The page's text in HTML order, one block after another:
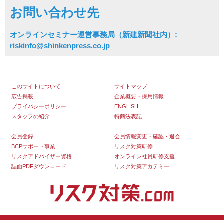
お問い合わせ先
オンラインセミナー運営事務局（新建新聞社内）:
riskinfo@shinkenpress.co.jp
このサイトについて
サイトマップ
広告掲載
企業概要・採用情報
プライバシーポリシー
ENGLISH
スタッフの紹介
特商法表記
会員登録
会員情報変更・確認・退会
BCPサポート事業
リスク対策研修
リスクアドバイザー資格
オンライン社員研修支援
誌面PDFダウンロード
リスク対策アカデミー